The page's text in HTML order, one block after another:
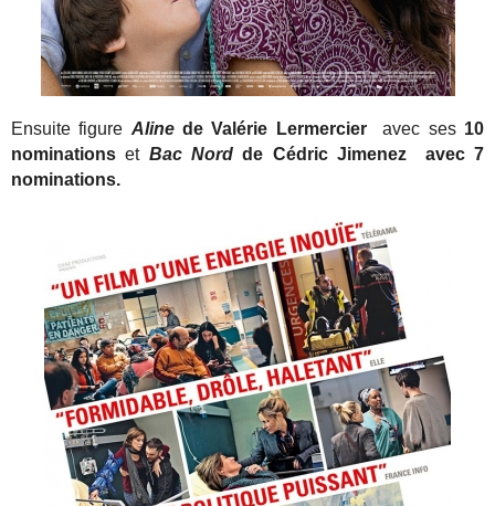
Ensuite figure Aline de Valérie Lermercieravec ses 10
nominations et Bac Nordde Cédric Jimenez avec 7
nominations.